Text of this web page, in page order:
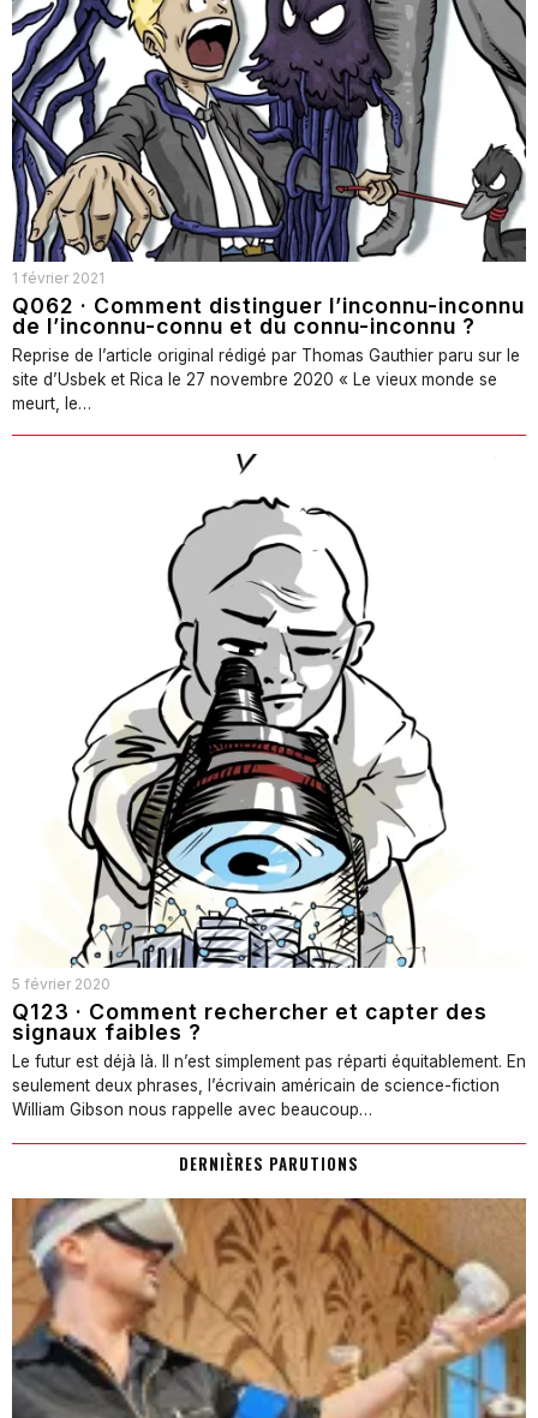
1 février 2021
Q062 · Comment distinguer l’inconnu-inconnu
de l’inconnu-connu et du connu-inconnu ?
Reprise de l’article original rédigé par Thomas Gauthier paru sur le
site d’Usbek et Rica le 27 novembre 2020 « Le vieux monde se
meurt, le…
5 février 2020
Q123 · Comment rechercher et capter des
signaux faibles ?
Le futur est déjà là. Il n’est simplement pas réparti équitablement. En
seulement deux phrases, l’écrivain américain de science-fiction
William Gibson nous rappelle avec beaucoup…
DERNIÈRES PARUTIONS